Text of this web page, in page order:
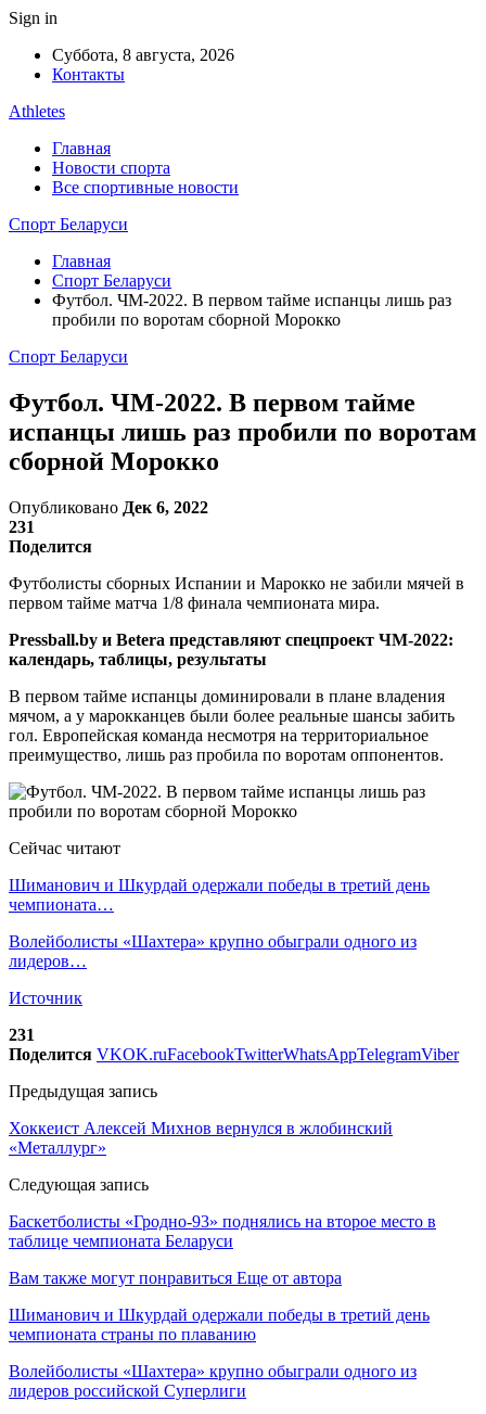
Sign in
Суббота, 8 августа, 2026
Контакты
Athletes
Главная
Новости спорта
Все спортивные новости
Спорт Беларуси
Главная
Спорт Беларуси
Футбол. ЧМ-2022. В первом тайме испанцы лишь раз
пробили по воротам сборной Морокко
Спорт Беларуси
Футбол. ЧМ-2022. В первом тайме
испанцы лишь раз пробили по воротам
сборной Морокко
Опубликовано Дек 6, 2022
231
Поделится
Футболисты сборных Испании и Марокко не забили мячей в
первом тайме матча 1/8 финала чемпионата мира.
Pressball.by и Betera представляют спецпроект ЧМ-2022:
календарь, таблицы, результаты
В первом тайме испанцы доминировали в плане владения
мячом, а у марокканцев были более реальные шансы забить
гол. Европейская команда несмотря на территориальное
преимущество, лишь раз пробила по воротам оппонентов.
Сейчас читают
Шиманович и Шкурдай одержали победы в третий день
чемпионата…
Волейболисты «Шахтера» крупно обыграли одного из
лидеров…
Источник
231
Поделится VKOK.ruFacebookTwitterWhatsAppTelegramViber
Предыдущая запись
Хоккеист Алексей Михнов вернулся в жлобинский
«Металлург»
Следующая запись
Баскетболисты «Гродно-93» поднялись на второе место в
таблице чемпионата Беларуси
Вам также могут понравиться Еще от автора
Шиманович и Шкурдай одержали победы в третий день
чемпионата страны по плаванию
Волейболисты «Шахтера» крупно обыграли одного из
лидеров российской Суперлиги